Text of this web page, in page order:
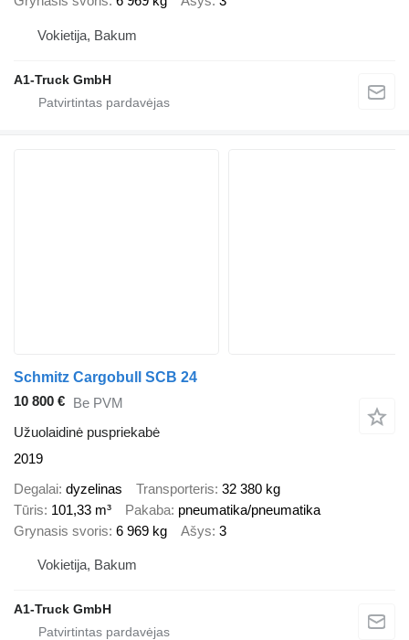
Vokietija, Bakum
A1-Truck GmbH
Schmitz Cargobull SCB 24
10 800 € Be PVM
Užuolaidinė puspriekabė
2019
Degalai dyzelinas Transporteris 32 380 kg
Tūris 101,33 m³ Pakaba pneumatika/pneumatika
Grynasis svoris 6 969 kg Ašys 3
Vokietija, Bakum
A1-Truck GmbH